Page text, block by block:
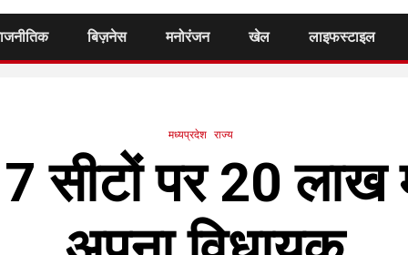
बिज़नेस मनोरंजन खेल लाइफस्टाइल
मध्यप्रदेश राज्य
7 सीटों पर 20 लाख